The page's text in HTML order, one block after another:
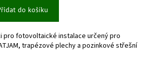
do košíku
pro fotovoltaické instalace určený pro
trapézové plechy a pozinkové střešní